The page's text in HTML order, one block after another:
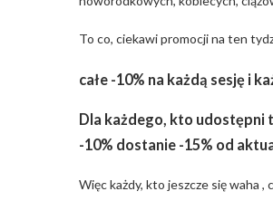
To co, ciekawi promocji na ten
całe -10% na każdą sesję i
Dla każdego, kto udostępni
-10% dostanie -15% od
Więc każdy, kto jeszcze się waha